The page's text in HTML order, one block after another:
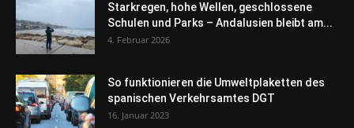
Starkregen, hohe Wellen, geschlossene
Schulen und Parks – Andalusien bleibt am...
4. Februar 2026
So funktionieren die Umweltplaketten des
spanischen Verkehrsamtes DGT
16. Januar 2023